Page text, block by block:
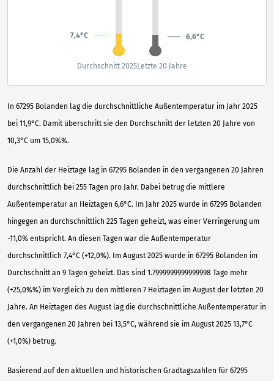
In 67295 Bolanden lag die durchschnittliche Außentemperatur im Jahr 2025
bei 11,9°C. Damit überschritt sie den Durchschnitt der letzten 20 Jahre von
10,3°C um 15,0%%.
Die Anzahl der Heiztage lag in 67295 Bolanden in den vergangenen 20 Jahren
durchschnittlich bei 255 Tagen pro Jahr. Dabei betrug die mittlere
Außentemperatur an Heiztagen 6,6°C. Im Jahr 2025 wurde in 67295 Bolanden
hingegen an durchschnittlich 225 Tagen geheizt, was einer Verringerung um
-11,0% entspricht. An diesen Tagen war die Außentemperatur
durchschnittlich 7,4°C (+12,0%). Im August 2025 wurde in 67295 Bolanden im
Durchschnitt an 9 Tagen geheizt. Das sind 1.7999999999999998 Tage mehr
(+25,0%%) im Vergleich zu den mittleren 7 Heiztagen im August der letzten 20
Jahre. An Heiztagen des August lag die durchschnittliche Außentemperatur in
den vergangenen 20 Jahren bei 13,5°C, während sie im August 2025 13,7°C
(+1,0%) betrug.
Basierend auf den aktuellen und historischen Gradtagszahlen für 67295
7,4°C 6,6°C
Durchschnitt 2025Letzte 20 Jahre